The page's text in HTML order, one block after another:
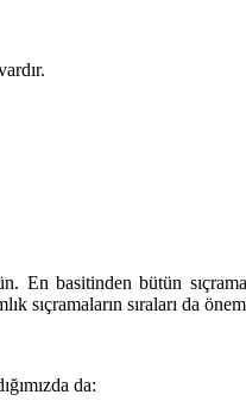
basitinden bütün
sıçramaların sıraları da
da: